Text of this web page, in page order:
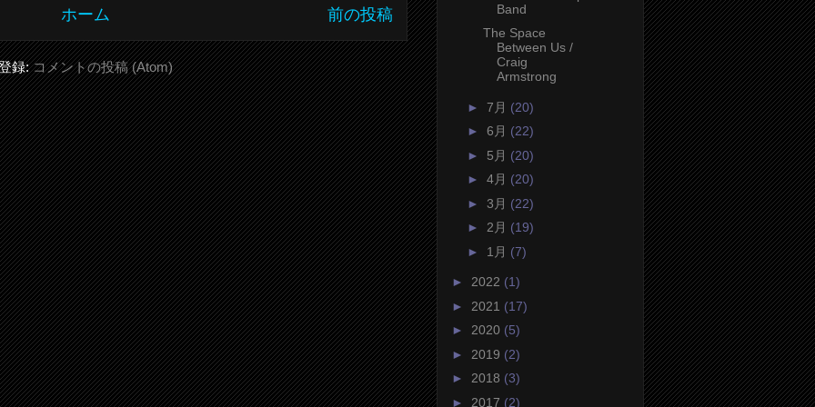
前の投稿
ホーム
録:コメントの投稿 (Atom)
Band
The Space
Between Us /
Craig
Armstrong
► 7月 (20)
► 6月 (22)
► 5月 (20)
► 4月 (20)
► 3月 (22)
► 2月 (19)
► 1月 (7)
► 2022 (1)
► 2021 (17)
► 2020 (5)
► 2019 (2)
► 2018 (3)
► 2017 (2)